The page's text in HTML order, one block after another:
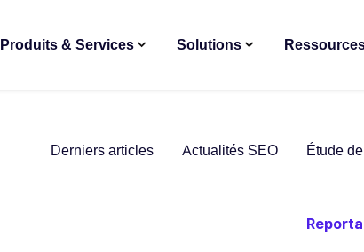
Produits & Services Solutions
Derniers articles Actualités SEO Étude